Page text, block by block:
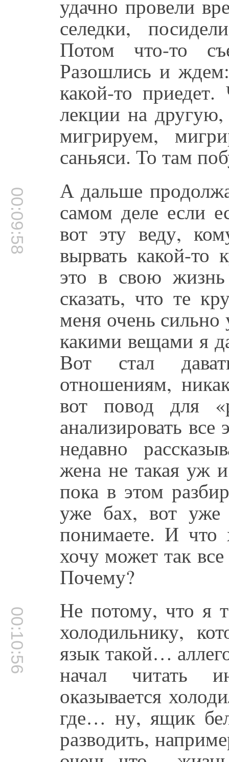
удачно провели
селедки,
Потом что-то
Разошлись и
какой-то
лекции на
мигрируем,
саньяси. То там
00:09:58 А дальше
самом деле если
вот эту веду,
вырвать какой-то
это в свою
сказать, что те
меня очень
какими вещами я
Вот стал
отношениям,
вот повод для
анализировать
недавно
жена не такая уж
пока в этом
уже бах, вот уже
понимаете. И что
хочу может так
Почему?
00:10:56 Не потому, что я
холодильнику,
язык такой…
начал читать
оказывается
где… ну, ящик
разводить,